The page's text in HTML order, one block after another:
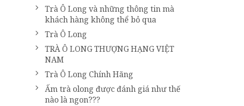
Trà Ô Long và những thông tin mà
khách hàng không thể bỏ qua
Trà Ô Long
TRÀ Ô LONG THƯỢNG HẠNG VIỆT
NAM
Trà Ô Long Chính Hãng
Ấm trà olong được đánh giá như thế
nào là ngon???